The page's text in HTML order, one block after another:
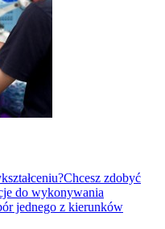
zdobyć
do wykonywania
jednego z kierunków